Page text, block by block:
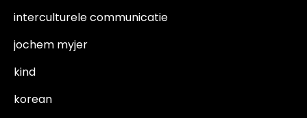
interculturele communicatie
jochem myjer
kind
korean